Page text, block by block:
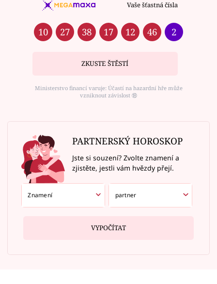
Vaše šťastná čísla
10 27 38 17 12 46 2
ZKUSTE ŠTĚSTÍ
Ministerstvo financí varuje: Účastí na hazardní hře může
vzniknout závislost ⑱
PARTNERSKÝ HOROSKOP
Jste si souzení? Zvolte znamení a
zjistěte, jestli vám hvězdy přejí.
VYPOČÍTAT